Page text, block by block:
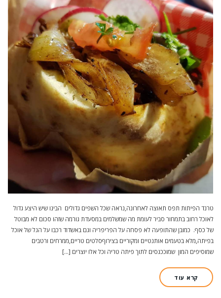
טרנד הפיתות תפס תאוצה לאחרונה,נראה שכל השפים גדולים הבינו שיש היצע גדול
לאוכל רחוב בתמחור סביר לעומת מה שמשלמים במסעדת גורמה שזהו סכום לא מבוטל
של כסף. כמובן שהתופעה לא פסחה על הפריפריה וגם באשדוד רכבו על הגל של אוכל
בפיתה,מלא בטעמים אותנטיים ומקוריים בצירוףסלטים טריים,ממרחים ורטבים
שמוסיפים המון שמוככנסים לתוך פיתה טריה וכל אלו יוצרים […]
קרא עוד